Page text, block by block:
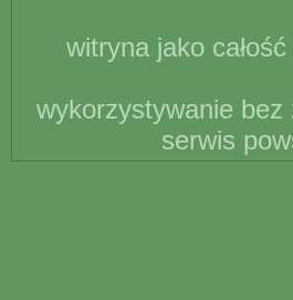
witryna jako
wykorzystywanie bez
serwis